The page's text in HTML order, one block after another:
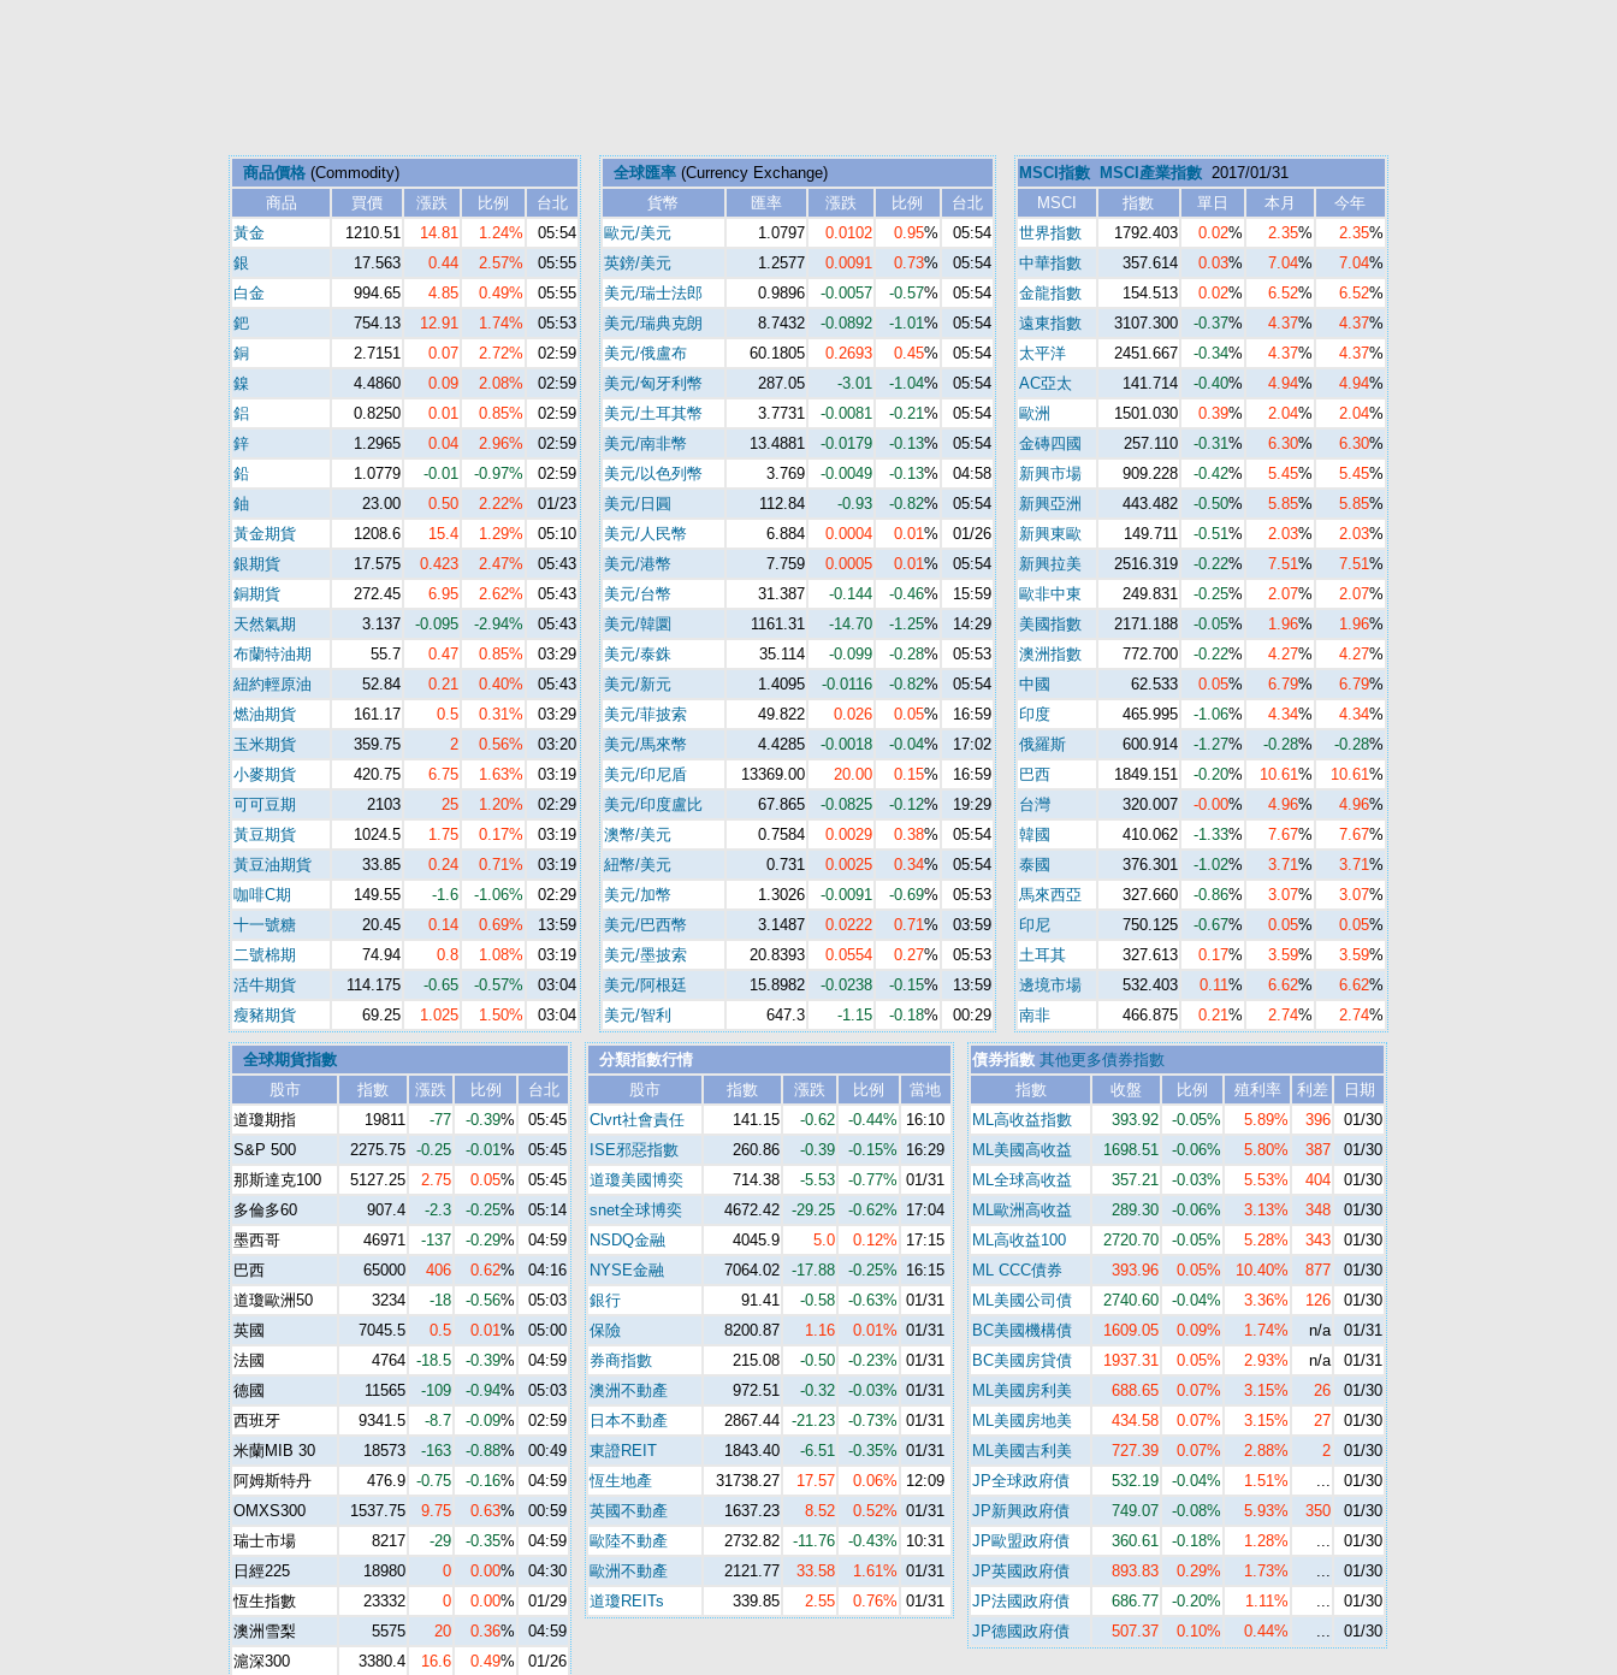
商品價格 (Commodity)
商品
買價 漲跌 比例
台北
黃金
1210.51 14.81 1.24%
05:54
銀
17.563 0.44 2.57%
05:55
白金
994.65 4.85 0.49%
05:55
鈀
754.13 12.91 1.74%
05:53
銅
2.7151 0.07 2.72%
02:59
鎳
4.4860 0.09 2.08%
02:59
鋁
0.8250 0.01 0.85%
02:59
鋅
1.2965 0.04 2.96%
02:59
鉛
1.0779 -0.01 -0.97%
02:59
鈾
23.00 0.50 2.22%
01/23
黃金期貨
1208.6 15.4 1.29%
05:10
銀期貨
17.575 0.423 2.47%
05:43
銅期貨
272.45 6.95 2.62%
05:43
天然氣期
3.137 -0.095 -2.94%
05:43
布蘭特油期
55.7 0.47 0.85%
03:29
紐約輕原油
52.84 0.21 0.40%
05:43
燃油期貨
161.17 0.5 0.31%
03:29
玉米期貨
359.75 2 0.56%
03:20
小麥期貨
420.75 6.75 1.63%
03:19
可可豆期
2103 25 1.20%
02:29
黃豆期貨
1024.5 1.75 0.17%
03:19
黃豆油期貨
33.85 0.24 0.71%
03:19
咖啡C期
149.55 -1.6 -1.06%
02:29
十一號糖
20.45 0.14 0.69%
13:59
二號棉期
74.94 0.8 1.08%
03:19
活牛期貨
114.175 -0.65 -0.57%
03:04
瘦豬期貨
69.25 1.025 1.50% 03:04
全球匯率(Currency Exchange)
貨幣
匯率 漲跌 比例
台北
歐元/美元
1.0797 0.0102 0.95%
05:54
英鎊/美元
1.2577 0.0091 0.73%
05:54
美元/瑞士法郎
0.9896 -0.0057 -0.57%
05:54
美元/瑞典克朗
8.7432 -0.0892 -1.01%
05:54
美元/俄盧布
60.1805 0.2693 0.45%
05:54
美元/匈牙利幣
287.05 -3.01 -1.04%
05:54
美元/土耳其幣
3.7731 -0.0081 -0.21%
05:54
美元/南非幣
13.4881 -0.0179 -0.13%
05:54
美元/以色列幣
3.769 -0.0049 -0.13%
04:58
美元/日圓
112.84 -0.93 -0.82%
05:54
美元/人民幣
6.884 0.0004 0.01%
01/26
美元/港幣
7.759 0.0005 0.01%
05:54
美元/台幣
31.387 -0.144 -0.46%
15:59
美元/韓圜
1161.31 -14.70 -1.25%
14:29
美元/泰銖
35.114 -0.099 -0.28%
05:53
美元/新元
1.4095 -0.0116 -0.82%
05:54
美元/菲披索
49.822 0.026 0.05%
16:59
美元/馬來幣
4.4285 -0.0018 -0.04%
17:02
美元/印尼盾
13369.00 20.00 0.15%
16:59
美元/印度盧比
67.865 -0.0825 -0.12%
19:29
澳幣/美元
0.7584 0.0029 0.38%
05:54
紐幣/美元
0.731 0.0025 0.34%
05:54
美元/加幣
1.3026 -0.0091 -0.69%
05:53
美元/巴西幣
3.1487 0.0222 0.71%
03:59
美元/墨披索
20.8393 0.0554 0.27%
05:53
美元/阿根廷
15.8982 -0.0238 -0.15%
13:59
美元/智利
647.3 -1.15 -0.18% 00:29
MSCI指數 MSCI產業指數2017/01/31
MSCI
指數 單日 本月
今年
世界指數
1792.403 0.02% 2.35% 2.35%
中華指數
357.614 0.03% 7.04% 7.04%
金龍指數
154.513 0.02% 6.52% 6.52%
遠東指數
3107.300 -0.37% 4.37% 4.37%
太平洋
2451.667 -0.34% 4.37% 4.37%
AC亞太
141.714 -0.40% 4.94% 4.94%
歐洲
1501.030 0.39% 2.04% 2.04%
金磚四國
257.110 -0.31% 6.30% 6.30%
新興市場
909.228 -0.42% 5.45% 5.45%
新興亞洲
443.482 -0.50% 5.85% 5.85%
新興東歐
149.711 -0.51% 2.03% 2.03%
新興拉美
2516.319 -0.22% 7.51% 7.51%
歐非中東
249.831 -0.25% 2.07% 2.07%
美國指數
2171.188 -0.05% 1.96% 1.96%
澳洲指數
772.700 -0.22% 4.27% 4.27%
中國
62.533 0.05% 6.79% 6.79%
印度
465.995 -1.06% 4.34% 4.34%
俄羅斯
600.914 -1.27% -0.28% -0.28%
巴西
1849.151 -0.20% 10.61% 10.61%
台灣
320.007 -0.00% 4.96% 4.96%
韓國
410.062 -1.33% 7.67% 7.67%
泰國
376.301 -1.02% 3.71% 3.71%
馬來西亞
327.660 -0.86% 3.07% 3.07%
印尼
750.125 -0.67% 0.05% 0.05%
土耳其
327.613 0.17% 3.59% 3.59%
邊境市場
532.403 0.11% 6.62% 6.62%
南非
466.875 0.21% 2.74% 2.74%
全球期貨指數
股市
指數 漲跌 比例
台北
道瓊期指
19811 -77 -0.39%
05:45
S&P 500
2275.75 -0.25 -0.01%
05:45
那斯達克100
5127.25 2.75 0.05%
05:45
多倫多60
907.4 -2.3 -0.25%
05:14
墨西哥
46971 -137 -0.29%
04:59
巴西
65000 406 0.62%
04:16
道瓊歐洲50
3234 -18 -0.56%
05:03
英國
7045.5 0.5 0.01%
05:00
法國
4764 -18.5 -0.39%
04:59
德國
11565 -109 -0.94%
05:03
西班牙
9341.5 -8.7 -0.09%
02:59
米蘭MIB 30
18573 -163 -0.88%
00:49
阿姆斯特丹
476.9 -0.75 -0.16%
04:59
OMXS300
1537.75 9.75 0.63%
00:59
瑞士市場
8217 -29 -0.35%
04:59
日經225
18980 0 0.00%
04:30
恆生指數
23332 0 0.00%
01/29
澳洲雪梨
5575 20 0.36%
04:59
滬深300
3380.4 16.6 0.49% 01/26
分類指數行情
股市
指數 漲跌 比例
當地
Clvrt社會責任
141.15 -0.62 -0.44% 16:10
ISE邪惡指數
260.86 -0.39 -0.15% 16:29
道瓊美國博奕
714.38 -5.53 -0.77% 01/31
snet全球博奕
4672.42 -29.25 -0.62% 17:04
NSDQ金融
4045.9 5.0 0.12% 17:15
NYSE金融
7064.02 -17.88 -0.25% 16:15
銀行
91.41 -0.58 -0.63% 01/31
保險
8200.87 1.16 0.01% 01/31
券商指數
215.08 -0.50 -0.23% 01/31
澳洲不動產
972.51 -0.32 -0.03% 01/31
日本不動產
2867.44 -21.23 -0.73% 01/31
東證REIT
1843.40 -6.51 -0.35% 01/31
恆生地產
31738.27 17.57 0.06% 12:09
英國不動產
1637.23 8.52 0.52% 01/31
歐陸不動產
2732.82 -11.76 -0.43% 10:31
歐洲不動產
2121.77 33.58 1.61% 01/31
道瓊REITs
339.85 2.55 0.76% 01/31
債券指數 其他更多債券指數
指數
收盤 比例 殖利率 利差
日期
ML高收益指數
393.92 -0.05% 5.89% 396
01/30
ML美國高收益
1698.51 -0.06% 5.80% 387
01/30
ML全球高收益
357.21 -0.03% 5.53% 404
01/30
ML歐洲高收益
289.30 -0.06% 3.13% 348
01/30
ML高收益100
2720.70 -0.05% 5.28% 343
01/30
ML CCC債券
393.96 0.05% 10.40% 877
01/30
ML美國公司債
2740.60 -0.04% 3.36% 126
01/30
BC美國機構債
1609.05 0.09% 1.74% n/a
01/31
BC美國房貸債
1937.31 0.05% 2.93% n/a
01/31
ML美國房利美
688.65 0.07% 3.15% 26
01/30
ML美國房地美
434.58 0.07% 3.15% 27
01/30
ML美國吉利美
727.39 0.07% 2.88% 2
01/30
JP全球政府債
532.19 -0.04% 1.51% ...
01/30
JP新興政府債
749.07 -0.08% 5.93% 350
01/30
JP歐盟政府債
360.61 -0.18% 1.28% ...
01/30
JP英國政府債
893.83 0.29% 1.73% ...
01/30
JP法國政府債
686.77 -0.20% 1.11% ...
01/30
JP德國政府債
507.37 0.10% 0.44% ... 01/30